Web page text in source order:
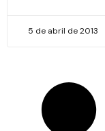
5 de abril de 2013